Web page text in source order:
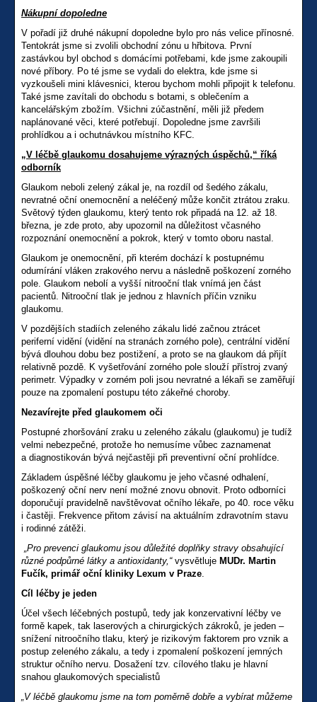
Nákupní dopoledne
V pořadí již druhé nákupní dopoledne bylo pro nás velice přínosné.
Tentokrát jsme si zvolili obchodní zónu u hřbitova. První
zastávkou byl obchod s domácími potřebami, kde jsme zakoupili
nové příbory. Po té jsme se vydali do elektra, kde jsme si
vyzkoušeli mini klávesnici, kterou bychom mohli připojit k telefonu.
Také jsme zavítali do obchodu s botami, s oblečením a
kancelářským zbožím. Všichni zúčastnění, měli již předem
naplánované věci, které potřebují. Dopoledne jsme završili
prohlídkou a i ochutnávkou místního KFC.
„V léčbě glaukomu dosahujeme výrazných úspěchů,“ říká
odborník
Glaukom neboli zelený zákal je, na rozdíl od šedého zákalu,
nevratné oční onemocnění a neléčený může končit ztrátou zraku.
Světový týden glaukomu, který tento rok připadá na 12. až 18.
března, je zde proto, aby upozornil na důležitost včasného
rozpoznání onemocnění a pokrok, který v tomto oboru nastal.
Glaukom je onemocnění, při kterém dochází k postupnému
odumírání vláken zrakového nervu a následně poškození zorného
pole. Glaukom nebolí a vyšší nitrooční tlak vnímá jen část
pacientů. Nitrooční tlak je jednou z hlavních příčin vzniku
glaukomu.
V pozdějších stadiích zeleného zákalu lidé začnou ztrácet
periferní vidění (vidění na stranách zorného pole), centrální vidění
bývá dlouhou dobu bez postižení, a proto se na glaukom dá přijít
relativně pozdě. K vyšetřování zorného pole slouží přístroj zvaný
perimetr. Výpadky v zorném poli jsou nevratné a lékaři se zaměřují
pouze na zpomalení postupu této zákeřné choroby.
Nezavírejte před glaukomem oči
Postupné zhoršování zraku u zeleného zákalu (glaukomu) je tudíž
velmi nebezpečné, protože ho nemusíme vůbec zaznamenat
a diagnostikován bývá nejčastěji při preventivní oční prohlídce.
Základem úspěšné léčby glaukomu je jeho včasné odhalení,
poškozený oční nerv není možné znovu obnovit. Proto odborníci
doporučují pravidelně navštěvovat očního lékaře, po 40. roce věku
i častěji. Frekvence přitom závisí na aktuálním zdravotním stavu
i rodinné zátěži.
„Pro prevenci glaukomu jsou důležité doplňky stravy obsahující
různé podpůrné látky a antioxidanty,“vysvětluje MUDr. Martin
Fučík, primář oční kliniky Lexum v Praze.
Cíl léčby je jeden
Účel všech léčebných postupů, tedy jak konzervativní léčby ve
formě kapek, tak laserových a chirurgických zákroků, je jeden –
snížení nitroočního tlaku, který je rizikovým faktorem pro vznik a
postup zeleného zákalu, a tedy i zpomalení poškození jemných
struktur očního nervu. Dosažení tzv. cílového tlaku je hlavní
snahou glaukomových specialistů
„V léčbě glaukomu jsme na tom poměrně dobře a vybírat můžeme